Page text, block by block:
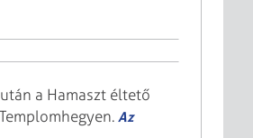
a Hamaszt éltető
Az